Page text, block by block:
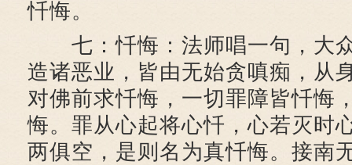
忏悔。
七：忏悔：法师唱一句，大
造诸恶业，皆由无始贪嗔痴，从
对佛前求忏悔，一切罪障皆忏悔
悔。罪从心起将心忏，心若灭时
两俱空，是则名为真忏悔。接南